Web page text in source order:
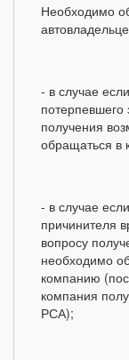
Необходимо
- в случае
получения
обращаться в
- в случае
причинителя
вопросу
необходимо
компанию
компания
РСА);